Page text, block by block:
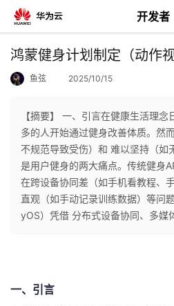
开发者
返
个
人
我
鸿蒙健身计划制定（动作
鱼弦 2025/10/15
【摘要】 一、引言在健康生活理
多的人开始通过健身改善体质。然
不规范导致受伤）和 ​​难以坚持​​（如
是用户健身的两大痛点。传统健身
在跨设备协同差（如手机看教程、
直观（如手动记录训练数据）等问
yOS）凭借 ​​分布式设备协同​​、​​多媒
一、引言